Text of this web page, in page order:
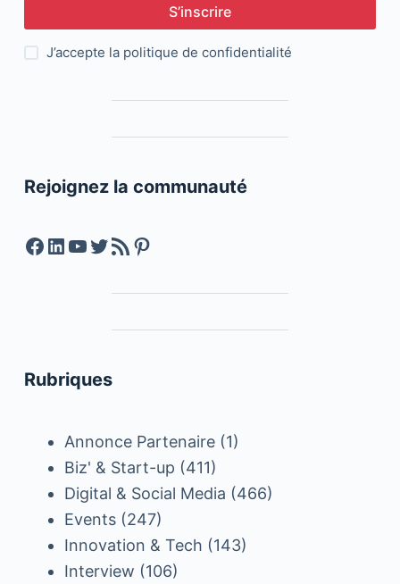
S’inscrire
J’accepte la politique de confidentialité
Rejoignez la communauté
Facebook
LinkedIn
YouTube
Twitter
Feed RSSPinterest
Rubriques
Annonce Partenaire(1)
Biz' & Start-up (411)
Digital & Social Media (466)
Events(247)
Innovation & Tech (143)
Interview (106)